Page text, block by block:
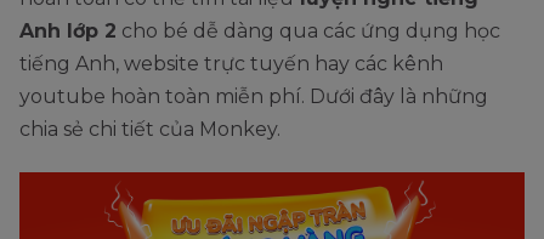
Anh lớp 2 cho bé dễ dàng qua các ứng dụng học
tiếng Anh, website trực tuyến hay các kênh
youtube hoàn toàn miễn phí. Dưới đây là những
chia sẻ chi tiết của Monkey.